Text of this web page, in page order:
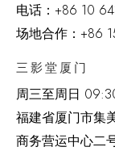
电话： +86 10
场地合作：+86
三影堂厦门
周三至周日
福建省厦门市集
商务营运中心二